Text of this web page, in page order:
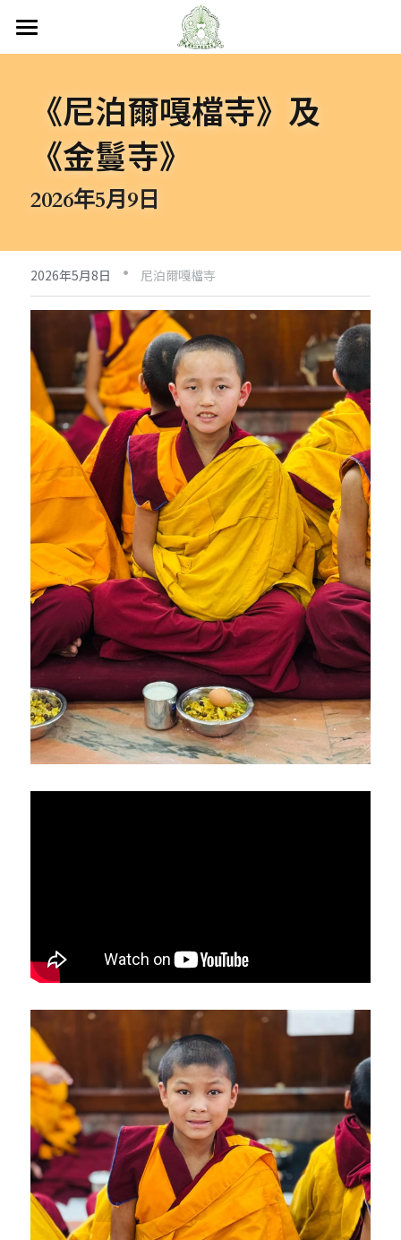
首頁
關於嘎檔
認識嘎檔
傳承祖師
嘎檔修行
嘎檔經藏
阿帝夏大尊者及嘎檔四天
十六圓點
弘法日誌
非洲
越南
法會活動
弘法活動
活動集錦
人文關懷
關懷流浪動物
加入義工
聯絡嘎檔
嘎檔分會
台灣
亞洲
美洲
大洋洲
寺院
聯絡我們
立即捐款
《尼泊爾嘎檔寺》及
《金鬘寺》
2026年5月9日
2026年5月8日 · 尼泊爾嘎檔寺